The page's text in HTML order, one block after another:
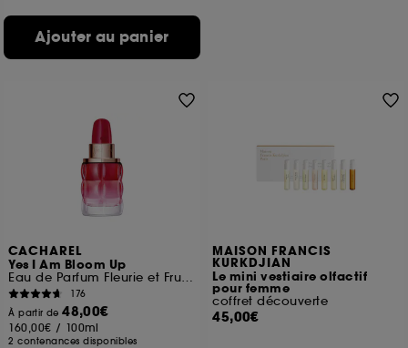
Ajouter au panier
CACHAREL
Yes I Am Bloom Up
Eau de Parfum Fleurie et Fruitée
176
À partir de48,00€
160,00€ / 100ml
2 contenances disponibles
MAISON FRANCIS
KURKDJIAN
Le mini vestiaire olfactif
pour femme
coffret découverte
45,00€